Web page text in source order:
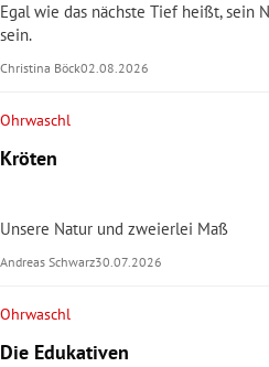
Egal wie das nächste Tief heißt, sein
sein.
Christina Böck02.08.2026
Ohrwaschl
Kröten
Unsere Natur und zweierlei Maß
Andreas Schwarz30.07.2026
Ohrwaschl
Die Edukativen